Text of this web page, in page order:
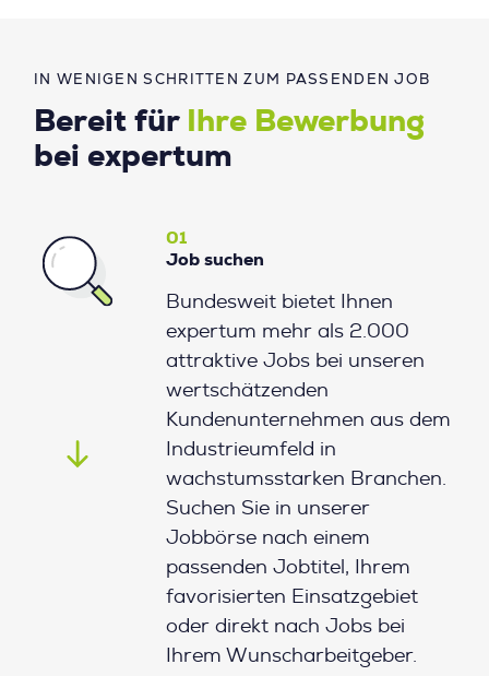
IN WENIGEN SCHRITTEN ZUM PASSENDEN JOB
Bereit für
Ihre Bewerbung
bei expertum
01
Job suchen
Bundesweit bietet Ihnen
expertum mehr als 2.000
attraktive Jobs bei unseren
wertschätzenden
Kundenunternehmen aus dem
Industrieumfeld in
wachstumsstarken Branchen.
Suchen Sie in unserer
Jobbörse nach einem
passenden Jobtitel, Ihrem
favorisierten Einsatzgebiet
oder direkt nach Jobs bei
Ihrem Wunscharbeitgeber.